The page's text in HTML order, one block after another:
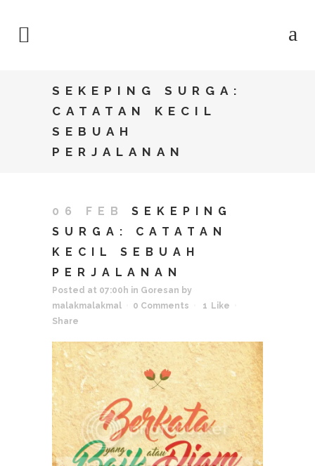
SEKEPING SURGA:
CATATAN KECIL
SEBUAH
PERJALANAN
06 FEB
SEKEPING
SURGA: CATATAN
KECIL SEBUAH
PERJALANAN
Posted at 07:00h in Goresan by
malakmalakmal
0 Comments 1
Like
Share